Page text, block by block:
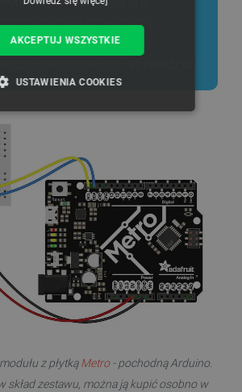
przygotował przewodnik
zawierający schematy
z płytkąMetro- pochodną Arduino.
skład zestawu, można ją kupić osobno w
AKCEPTUJ WSZYSTKIE
USTAWIENIA COOKIES
Wydajność Targetowanie
Funkcjonalność
pliki cookie umożliwiają korzystanie z
plików cookie nie można